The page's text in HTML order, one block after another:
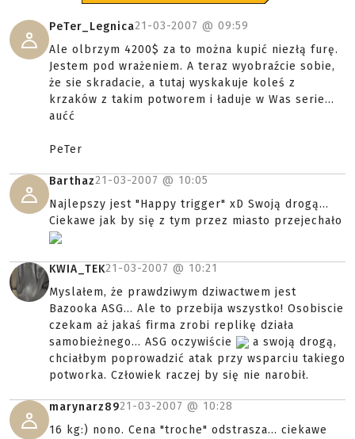
PeTer_Legnica21-03-2007 @ 09:59
Ale olbrzym 4200$ za to można kupić niezłą furę.
Jestem pod wrażeniem. A teraz wyobraźcie sobie,
że sie skradacie, a tutaj wyskakuje koleś z
krzaków z takim potworem i ładuje w Was serie...
aućć
PeTer
Barthaz21-03-2007 @ 10:05
Najlepszy jest "Happy trigger" xD Swoją drogą...
Ciekawe jak by się z tym przez miasto przejechało
KWIA_TEK21-03-2007 @ 10:21
Myslałem, że prawdziwym dziwactwem jest
Bazooka ASG... Ale to przebija wszystko! Osobiscie
czekam aż jakaś firma zrobi replikę działa
samobieżnego... ASG oczywiście
a swoją drogą,
chciałbym poprowadzić atak przy wsparciu takiego
potworka. Człowiek raczej by się nie narobił.
marynarz8921-03-2007 @ 10:28
16 kg:) nono. Cena "troche" odstrasza... ciekawe